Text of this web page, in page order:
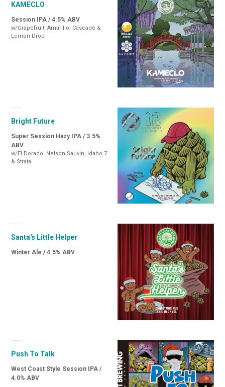
KAMECLO
Session IPA / 4.5% ABV
w/Grapefruit, Amarillo, Cascade &
Lemon Drop
Bright Future
Super Session Hazy IPA / 3.5%
ABV
w/El Dorado, Nelson Sauvin, Idaho 7
& Strata
Santa's Little Helper
Winter Ale / 4.5% ABV
Push To Talk
West Coast Style Session IPA /
4.0% ABV